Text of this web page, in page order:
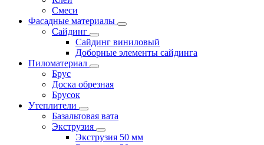
Смеси
Фасадные материалы
Сайдинг
Сайдинг виниловый
Доборные элементы сайдинга
Пиломатериал
Брус
Доска обрезная
Брусок
Утеплители
Базальтовая вата
Экструзия
Экструзия 50 мм